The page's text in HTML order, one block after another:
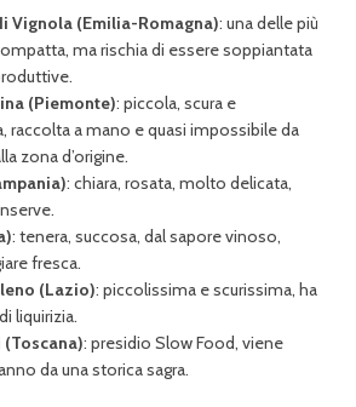
Vignola (Emilia-Romagna): una delle più
ma rischia di essere soppiantata
(Piemonte): piccola, scura e
raccolta a mano e quasi impossibile da
zona d’origine.
: chiara, rosata, molto delicata,
: tenera, succosa, dal sapore vinoso,
fresca.
(Lazio): piccolissima e scurissima, ha
liquirizia.
: presidio Slow Food, viene
da una storica sagra.